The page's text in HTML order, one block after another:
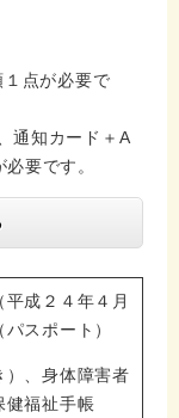
点が必要で
知カード＋A
要です。
成２４年４月
スポート）
）、身体障害者
保健福祉手帳